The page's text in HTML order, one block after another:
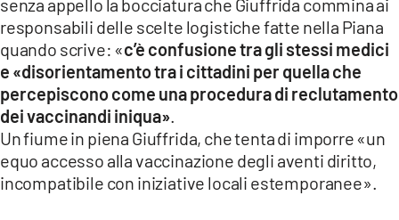
senza appello la bocciatura che Giuffrida commina ai
responsabili delle scelte logistiche fatte nella Piana
quando scrive: «c’è confusione tra gli stessi medici
e «disorientamento tra i cittadini per quella che
percepiscono come una procedura di reclutamento
dei vaccinandi iniqua».
Un fiume in piena Giuffrida, che tenta di imporre «un
equo accesso alla vaccinazione degli aventi diritto,
incompatibile con iniziative locali estemporanee».